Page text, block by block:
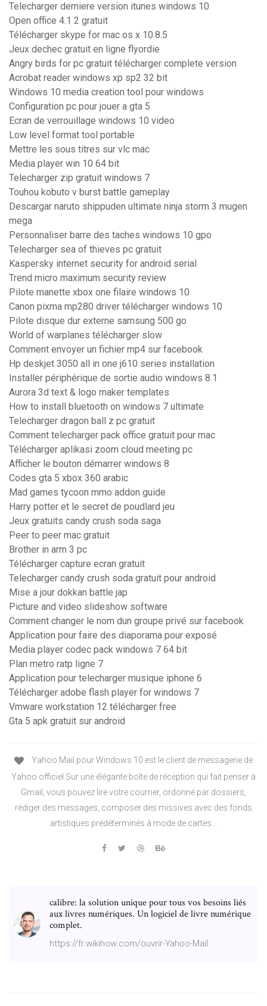
Telecharger derniere version itunes windows 10
Open office 4.1 2 gratuit
Télécharger skype for mac os x 10.8.5
Jeux dechec gratuit en ligne flyordie
Angry birds for pc gratuit télécharger complete version
Acrobat reader windows xp sp2 32 bit
Windows 10 media creation tool pour windows
Configuration pc pour jouer a gta 5
Ecran de verrouillage windows 10 video
Low level format tool portable
Mettre les sous titres sur vlc mac
Media player win 10 64 bit
Telecharger zip gratuit windows 7
Touhou kobuto v burst battle gameplay
Descargar naruto shippuden ultimate ninja storm 3 mugen
mega
Personnaliser barre des taches windows 10 gpo
Telecharger sea of thieves pc gratuit
Kaspersky internet security for android serial
Trend micro maximum security review
Pilote manette xbox one filaire windows 10
Canon pixma mp280 driver télécharger windows 10
Pilote disque dur externe samsung 500 go
World of warplanes télécharger slow
Comment envoyer un fichier mp4 sur facebook
Hp deskjet 3050 all in one j610 series installation
Installer périphérique de sortie audio windows 8.1
Aurora 3d text & logo maker templates
How to install bluetooth on windows 7 ultimate
Telecharger dragon ball z pc gratuit
Comment telecharger pack office gratuit pour mac
Télécharger aplikasi zoom cloud meeting pc
Afficher le bouton démarrer windows 8
Codes gta 5 xbox 360 arabic
Mad games tycoon mmo addon guide
Harry potter et le secret de poudlard jeu
Jeux gratuits candy crush soda saga
Peer to peer mac gratuit
Brother in arm 3 pc
Télécharger capture ecran gratuit
Telecharger candy crush soda gratuit pour android
Mise a jour dokkan battle jap
Picture and video slideshow software
Comment changer le nom dun groupe privé sur facebook
Application pour faire des diaporama pour exposé
Media player codec pack windows 7 64 bit
Plan metro ratp ligne 7
Application pour telecharger musique iphone 6
Télécharger adobe flash player for windows 7
Vmware workstation 12 télécharger free
Gta 5 apk gratuit sur android
Yahoo Mail pour Windows 10 est le client de messagerie de
Yahoo officiel.Sur une élégante boîte de réception qui fait penser à
Gmail, vous pouvez lire votre courrier, ordonné par dossiers,
rédiger des messages, composer des missives avec des fonds
artistiques prédéterminés à mode de cartes...
calibre: la solution unique pour tous vos besoins liés
aux livres numériques. Un logiciel de livre numérique
complet.
https://fr.wikihow.com/ouvrir-Yahoo-Mail